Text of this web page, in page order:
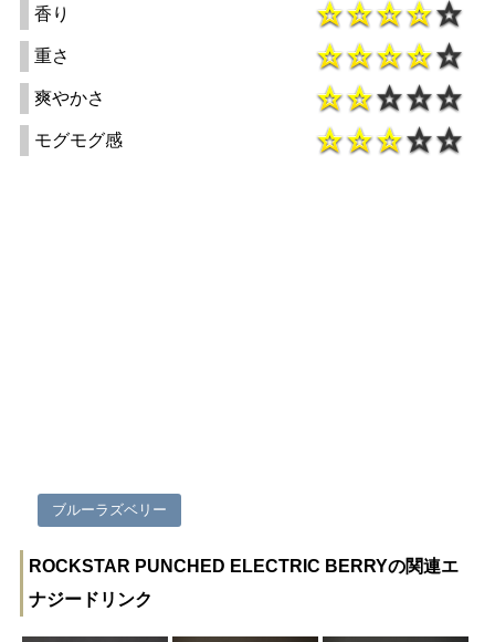
香り
重さ
爽やかさ
モグモグ感
ブルーラズベリー
ROCKSTAR PUNCHED ELECTRIC BERRYの関連エ
ナジードリンク